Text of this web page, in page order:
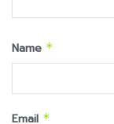
Name *
Email *